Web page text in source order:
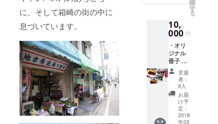
に、そして箱崎の街の中に
息づいています。
セット
してお
りま
す。(画
像はイ
メージ
です) ・
活動報
告メー
択
す
る
10,
000 円
・オリ
ジナル
冊子 箱
崎のお
店や住
民への
取材を
中心
に、
「九大
支援
者：
6人
お届
け予
定：
2018
年03